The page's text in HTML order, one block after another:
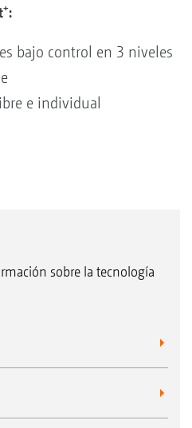
+:
bajo control en 3 niveles
e individual
sobre la tecnología